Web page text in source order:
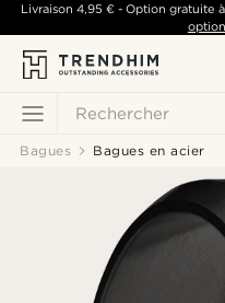
Rechercher
Livraison 4,95 €- Option gratuite
Bagues Bagues en acier